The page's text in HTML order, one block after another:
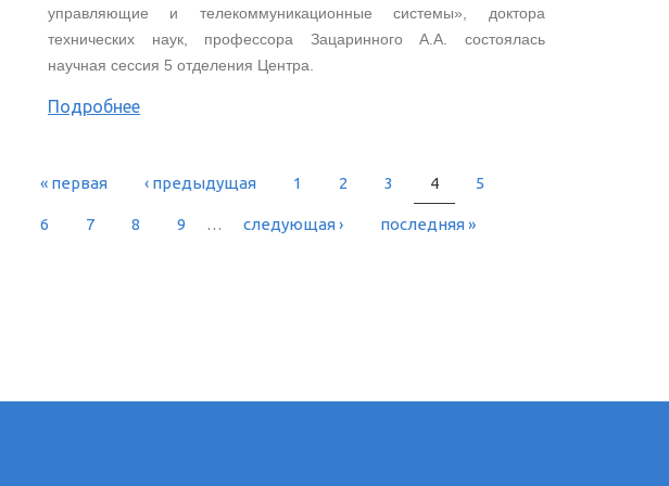
управляющие и телекоммуникационные системы», доктора
технических наук, профессора Зацаринного А.А. состоялась
научная сессия 5 отделения Центра.
Подробнее
« первая ‹ предыдущая 1 2 3 4 5
6 7 8 9 … следующая › последняя »